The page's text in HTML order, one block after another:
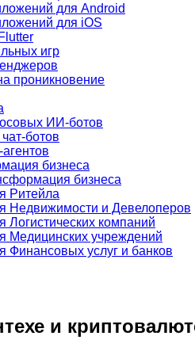
для Android
для iOS
игр
проникновение
ИИ-ботов
ботов
бизнеса
бизнеса
Ритейла
Недвижимости и Девелоперов
компаний
Медицинских учреждений
Финансовых услуг и банков
и